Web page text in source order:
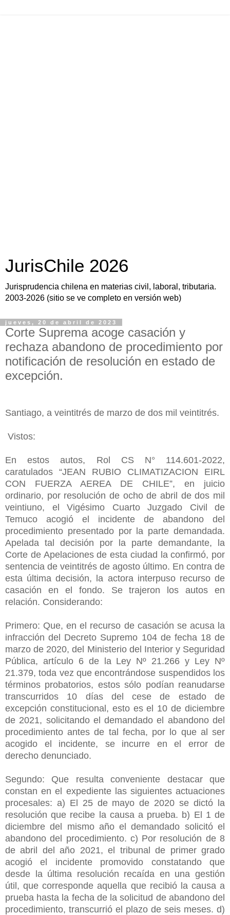
JurisChile 2026
Jurisprudencia chilena en materias civil, laboral, tributaria.
2003-2026 (sitio se ve completo en versión web)
jueves, 20 de abril de 2023
Corte Suprema acoge casación y
rechaza abandono de procedimiento por
notificación de resolución en estado de
excepción.
Santiago, a veintitrés de marzo de dos mil veintitrés.
Vistos:
En estos autos, Rol CS N° 114.601-2022,
caratulados “JEAN RUBIO CLIMATIZACION EIRL
CON FUERZA AEREA DE CHILE”, en juicio
ordinario, por resolución de ocho de abril de dos mil
veintiuno, el Vigésimo Cuarto Juzgado Civil de
Temuco acogió el incidente de abandono del
procedimiento presentado por la parte demandada.
Apelada tal decisión por la parte demandante, la
Corte de Apelaciones de esta ciudad la confirmó, por
sentencia de veintitrés de agosto último. En contra de
esta última decisión, la actora interpuso recurso de
casación en el fondo. Se trajeron los autos en
relación. Considerando:
Primero: Que, en el recurso de casación se acusa la
infracción del Decreto Supremo 104 de fecha 18 de
marzo de 2020, del Ministerio del Interior y Seguridad
Pública, artículo 6 de la Ley Nº 21.266 y Ley Nº
21.379, toda vez que encontrándose suspendidos los
términos probatorios, estos sólo podían reanudarse
transcurridos 10 días del cese de estado de
excepción constitucional, esto es el 10 de diciembre
de 2021, solicitando el demandado el abandono del
procedimiento antes de tal fecha, por lo que al ser
acogido el incidente, se incurre en el error de
derecho denunciado.
Segundo: Que resulta conveniente destacar que
constan en el expediente las siguientes actuaciones
procesales: a) El 25 de mayo de 2020 se dictó la
resolución que recibe la causa a prueba. b) El 1 de
diciembre del mismo año el demandado solicitó el
abandono del procedimiento. c) Por resolución de 8
de abril del año 2021, el tribunal de primer grado
acogió el incidente promovido constatando que
desde la última resolución recaída en una gestión
útil, que corresponde aquella que recibió la causa a
prueba hasta la fecha de la solicitud de abandono del
procedimiento, transcurrió el plazo de seis meses. d)